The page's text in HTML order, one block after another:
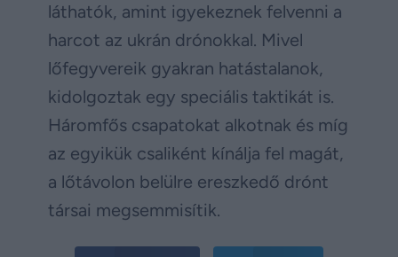
láthatók, amint igyekeznek felvenni a
harcot az ukrán drónokkal. Mivel
lőfegyvereik gyakran hatástalanok,
kidolgoztak egy speciális taktikát is.
Háromfős csapatokat alkotnak és míg
az egyikük csaliként kínálja fel magát,
a lőtávolon belülre ereszkedő drónt
társai megsemmisítik.